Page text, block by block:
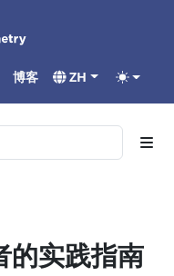
博客 ZH
的实践指南